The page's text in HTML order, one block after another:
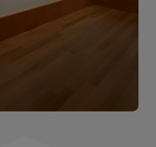
do obejrzenia,
i inspirowania się!